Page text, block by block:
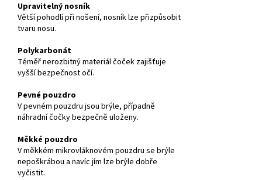
Upravitelný nosník
Větší pohodlí při nošení, nosník lze přizpůsobit
tvaru nosu.
Polykarbonát
Téměř nerozbitný materiál čoček zajišťuje
vyšší bezpečnost očí.
Pevné pouzdro
V pevném pouzdru jsou brýle, případně
náhradní čočky bezpečně uloženy.
Měkké pouzdro
V měkkém mikrovláknovém pouzdru se brýle
nepoškrábou a navíc jím lze brýle dobře
vyčistit.